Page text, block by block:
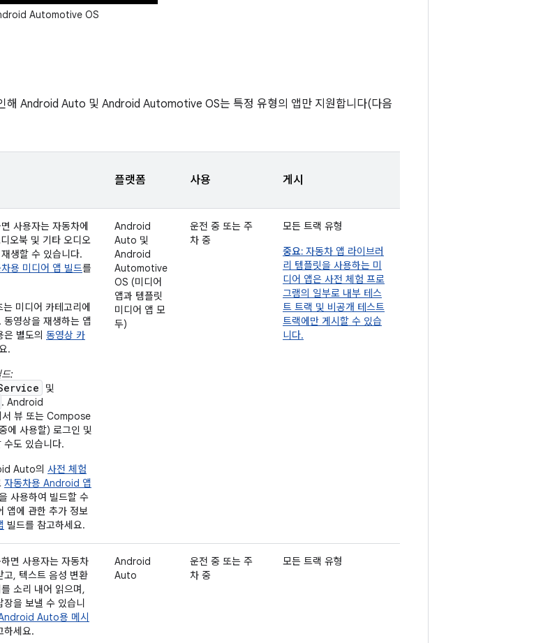
Automotive OS
해 Android Auto 및 Android Automotive OS는 특정 유형의 앱만 지원합니다(다음
플랫폼 사용 게시
사용자는 자동차에
오북 및 기타 오디오
생할 수 있습니다.
용 미디어 앱 빌드를
미디어 카테고리에
영상을 재생하는 앱
은 별도의 동영상 카
.
:
및
. Android
뷰 또는 Compose
에 사용할) 로그인 및
수도 있습니다.
Auto의 사전 체험
자동차용 Android 앱
사용하여 빌드할 수
앱에 관한 추가 정보
빌드를 참고하세요.
Android
Auto 및
Android
Automotive
OS (미디어
앱과 템플릿
미디어 앱 모
두)
운전 중 또는 주
차 중
모든 트랙 유형
중요: 자동차 앱 라이브러
리 템플릿을 사용하는 미
디어 앱은 사전 체험 프로
그램의 일부로 내부 테스
트 트랙 및 비공개 테스트
트랙에만 게시할 수 있습
니다.
면 사용자는 자동차
고, 텍스트 음성 변환
소리 내어 읽으며,
을 보낼 수 있습니
Auto용 메시
하세요.
Android
Auto
운전 중 또는 주
차 중
모든 트랙 유형